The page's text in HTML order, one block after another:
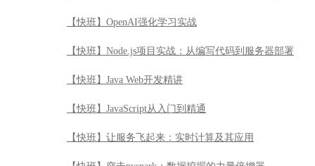
【快班】OpenAI强化学习实战
【快班】Node.js项目实战：从编写代码到服务器部署
【快班】Java Web开发精讲
【快班】JavaScript从入门到精通
【快班】让服务飞起来：实时计算及其应用